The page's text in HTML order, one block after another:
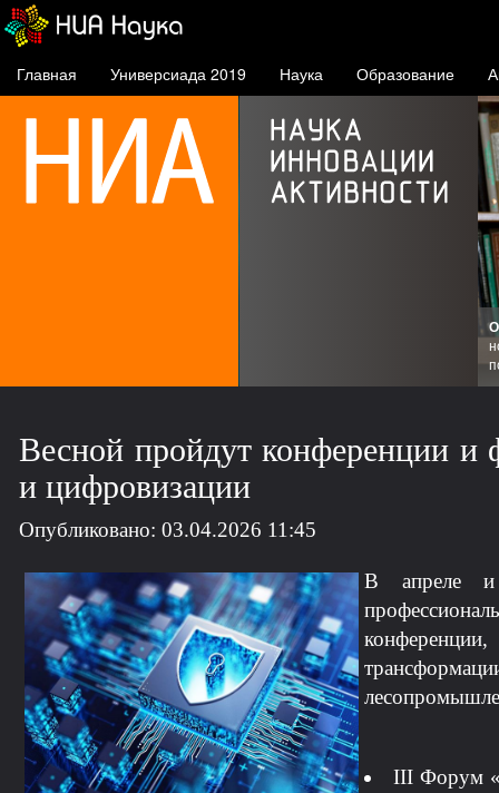
Главная Универсиада 2019 Наука Образование
Весной пройдут конференции и
и цифровизации
Опубликовано: 03.04.2026 11:45
В апреле и
III Форум